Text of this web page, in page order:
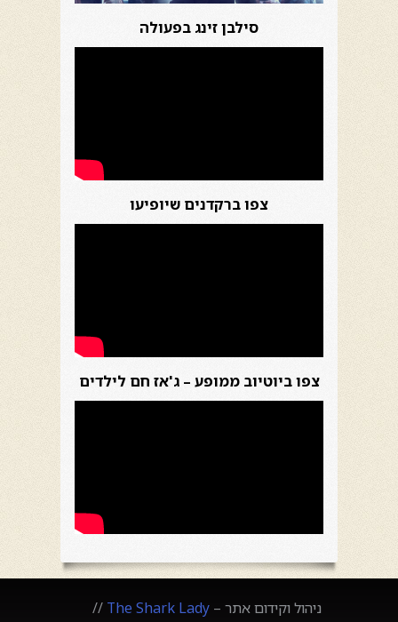
סילבן זינג בפעולה
צפו ברקדנים שיופיעו
צפו ביוטיוב ממופע – ג'אז חם לילדים
ניהול וקידום אתר – The Shark Lady
//